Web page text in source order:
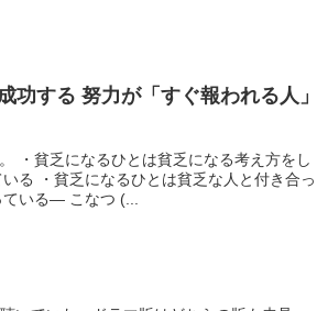
する 努力が「すぐ報われる人」
・貧乏になるひとは貧乏になる考え方をし
る ・貧乏になるひとは貧乏な人と付き合っ
いる— こなつ (...